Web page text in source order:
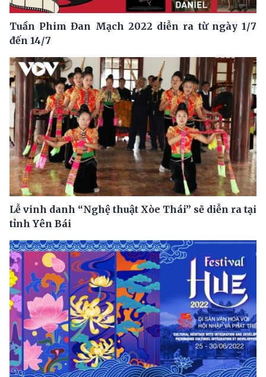
Tuần Phim Đan Mạch 2022 diễn ra từ ngày 1/7
đến 14/7
Lễ vinh danh “Nghệ thuật Xòe Thái” sẽ diễn ra tại
tỉnh Yên Bái